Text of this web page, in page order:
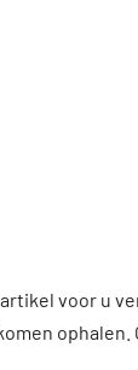
voor u